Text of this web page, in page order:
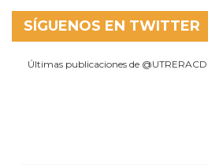
SÍGUENOS EN TWITTER
Últimas publicaciones de @UTRERACD